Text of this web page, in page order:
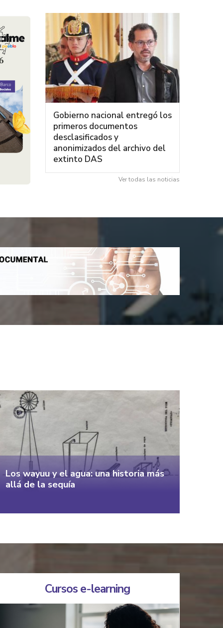
Gobierno nacional entregó los
primeros documentos
desclasificados y
anonimizados del archivo del
extinto DAS
Ver todas las noticias
Los wayuu y el agua: una historia más
allá de la sequía
Cursos e-learning